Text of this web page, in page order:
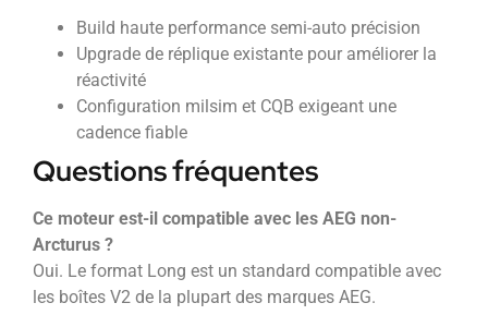
Build haute performance semi-auto précision
Upgrade de réplique existante pour améliorer la
réactivité
Configuration milsim et CQB exigeant une
cadence fiable
Questions fréquentes
Ce moteur est-il compatible avec les AEG non-
Arcturus ?
Oui. Le format Long est un standard compatible avec
les boîtes V2 de la plupart des marques AEG.